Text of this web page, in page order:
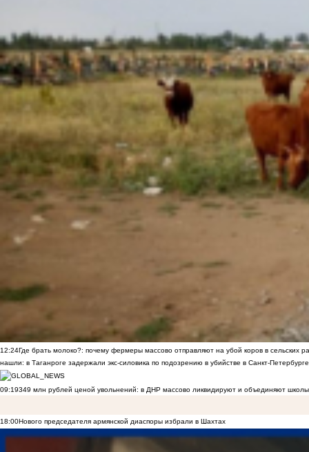
12:24Где брать молоко?: почему фермеры массово отправляют на убой коров в сельских
нашли: в Таганроге задержали экс-силовика по подозрению в убийстве в Санкт-Петербурге
09:19349 млн рублей ценой увольнений: в ДНР массово ликвидируют и объединяют
18:00Нового председателя армянской диаспоры избрали в Шахтах